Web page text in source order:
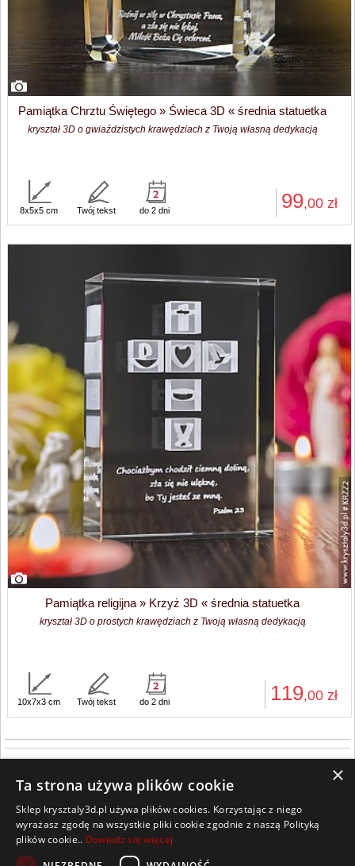
Pamiątka Chrztu Świętego » Świeca 3D « średnia statuetka
kryształ 3D o gwiaździstych krawędziach z Twoją własną dedykacją
99,00 zł
8x5x5 cm Twój tekst do 2 dni
Pamiątka religijna » Krzyż 3D « średnia statuetka
kryształ 3D o prostych krawędziach z Twoją własną dedykacją
119,00 zł
10x7x3 cm Twój tekst do 2 dni
Wszelkie prawa zastrzeżone
Kontakt Regulamin
×
Ta strona używa plików cookie
Sklep krysztaly3d.pl używa plików cookies. Korzystając z niego
wyrażasz zgodę na wszystkie pliki cookie zgodnie z naszą Polityką
plików cookie.. Dowiedz się więcej